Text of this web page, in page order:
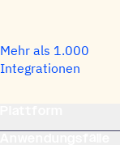
Mehr als 1.000
Integrationen